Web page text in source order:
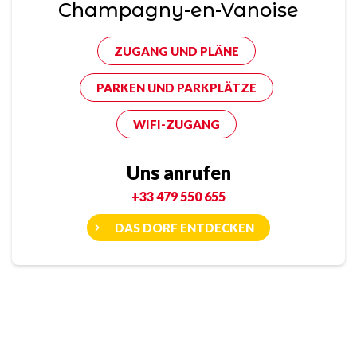
Champagny-en-Vanoise
ZUGANG UND PLÄNE
PARKEN UND PARKPLÄTZE
WIFI-ZUGANG
Uns anrufen
+33 479 550 655
DAS DORF ENTDECKEN